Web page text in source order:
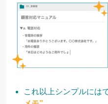
これ以上シンプルには